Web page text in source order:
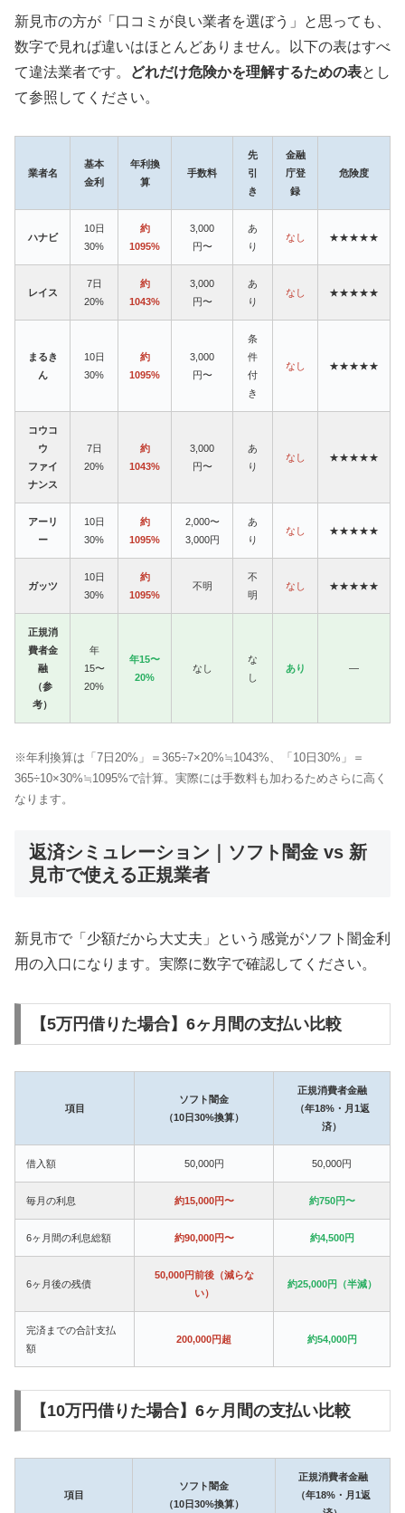
新見市の方が「口コミが良い業者を選ぼう」と思っても、
数字で見れば違いはほとんどありません。以下の表はすべ
て違法業者です。
どれだけ危険かを理解するための表とし
て参照してください。
業者名
基本
金利
年利換
算
手数料
先
引
き
金融
庁登
録
危険度
ハナビ
10日
30%
約
1095%
3,000
円〜
あ
り
なし ★★★★★
レイス
7日
20%
約
1043%
3,000
円〜
あ
り
なし ★★★★★
まるき
ん
10日
30%
約
1095%
3,000
円〜
条
件
付
き
なし ★★★★★
コウコ
ウ
ファイ
ナンス
7日
20%
約
1043%
3,000
円〜
あ
り
なし ★★★★★
アーリ
ー
10日
30%
約
1095%
2,000〜
3,000円
あ
り
なし ★★★★★
ガッツ
10日
30%
約
1095%
不明
不
明
なし ★★★★★
正規消
費者金
融
（参
考）
年
15〜
20%
年15〜
20%
なし
な
し
あり —
※年利換算は「7日20%」＝365÷7×20%≒1043%、「10日30%」＝
365÷10×30%≒1095%で計算。実際には手数料も加わるためさらに高く
なります。
返済シミュレーション｜ソフト闇金 vs 新
見市で使える正規業者
新見市で「少額だから大丈夫」という感覚がソフト闇金利
用の入口になります。実際に数字で確認してください。
【5万円借りた場合】6ヶ月間の支払い比較
項目
ソフト闇金
（10日30%換算）
正規消費者金融
（年18%・月1返
済）
借入額 50,000円 50,000円
毎月の利息 約15,000円〜 約750円〜
6ヶ月間の利息総額 約90,000円〜 約4,500円
6ヶ月後の残債
50,000円前後（減らな
い）
約25,000円（半減）
完済までの合計支払
額
200,000円超 約54,000円
【10万円借りた場合】6ヶ月間の支払い比較
項目
ソフト闇金
（10日30%換算）
正規消費者金融
（年18%・月1返